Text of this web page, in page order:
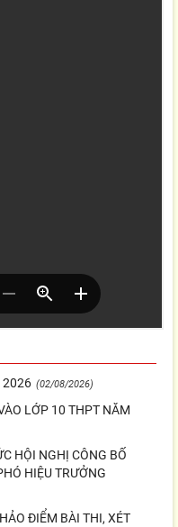
2026 (02/08/2026)
LỚP 10 THPT NĂM
HỘI NGHỊ CÔNG BỐ
HIỆU TRƯỞNG
ĐIỂM BÀI THI, XÉT